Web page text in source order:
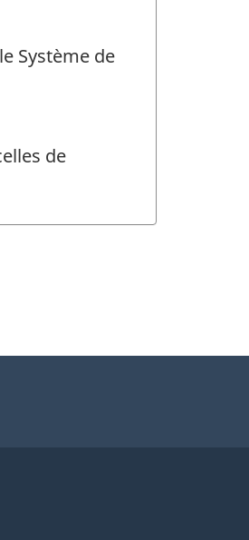
Système de
de